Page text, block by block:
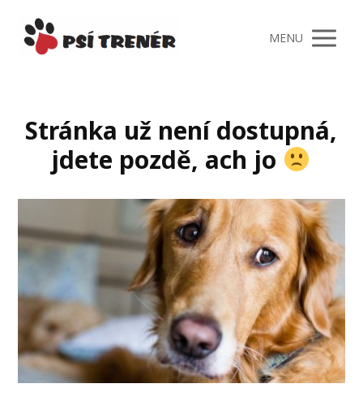
MENU
Stránka už není dostupná,
jdete pozdě, ach jo